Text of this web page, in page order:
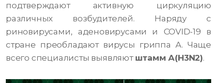
подтверждают активную циркуляцию
различных возбудителей. Наряду с
риновирусами, аденовирусами и COVID-19 в
стране преобладают вирусы гриппа А. Чаще
всего специалисты выявляют штамм А(H3N2).